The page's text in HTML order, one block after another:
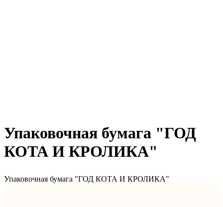
Упаковочная бумага "ГОД
КОТА И КРОЛИКА"
Упаковочная бумага "ГОД КОТА И КРОЛИКА"